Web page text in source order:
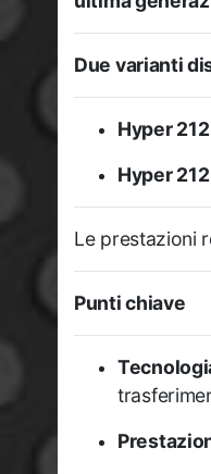
Due varianti
Hyper
Hyper
Le prestazioni
Punti chiave